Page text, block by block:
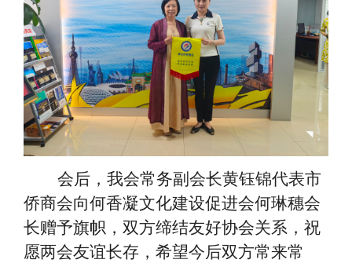
会后，我会常务副会长黄钰锦代表市
侨商会向何香凝文化建设促进会何琳穗会
长赠予旗帜，双方缔结友好协会关系，祝
愿两会友谊长存，希望今后双方常来常